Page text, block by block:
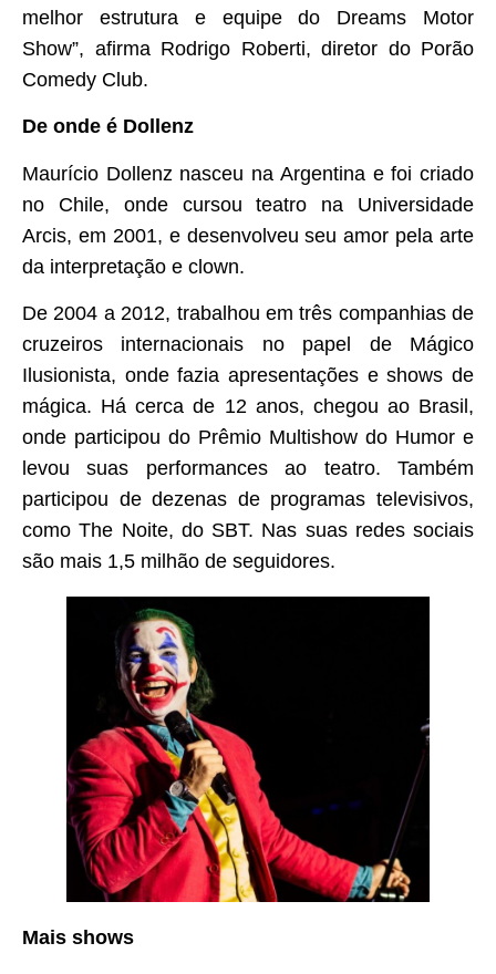
melhor estrutura e equipe do Dreams Motor
Show”, afirma Rodrigo Roberti, diretor do Porão
Comedy Club.
De onde é Dollenz
Maurício Dollenz nasceu na Argentina e foi criado
no Chile, onde cursou teatro na Universidade
Arcis, em 2001, e desenvolveu seu amor pela arte
da interpretação e clown.
De 2004 a 2012, trabalhou em três companhias de
cruzeiros internacionais no papel de Mágico
Ilusionista, onde fazia apresentações e shows de
mágica. Há cerca de 12 anos, chegou ao Brasil,
onde participou do Prêmio Multishow do Humor e
levou suas performances ao teatro. Também
participou de dezenas de programas televisivos,
como The Noite, do SBT. Nas suas redes sociais
são mais 1,5 milhão de seguidores.
Mais shows